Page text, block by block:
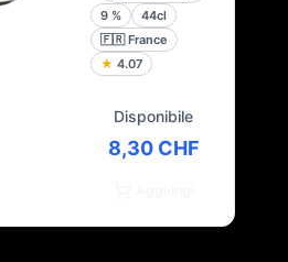
9 %
44cl
🇫🇷 France
★ 4.07
Disponibile
8,30 CHF